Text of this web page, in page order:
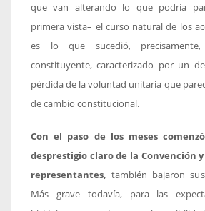
que van alterando lo que podría
primera vista– el curso natural de los
es lo que sucedió,
constituyente, caracterizado por un
pérdida de la voluntad unitaria que
de cambio constitucional.
Con el paso de los meses
desprestigio claro de la Convención
representantes, también bajaron
Más grave todavía, para las